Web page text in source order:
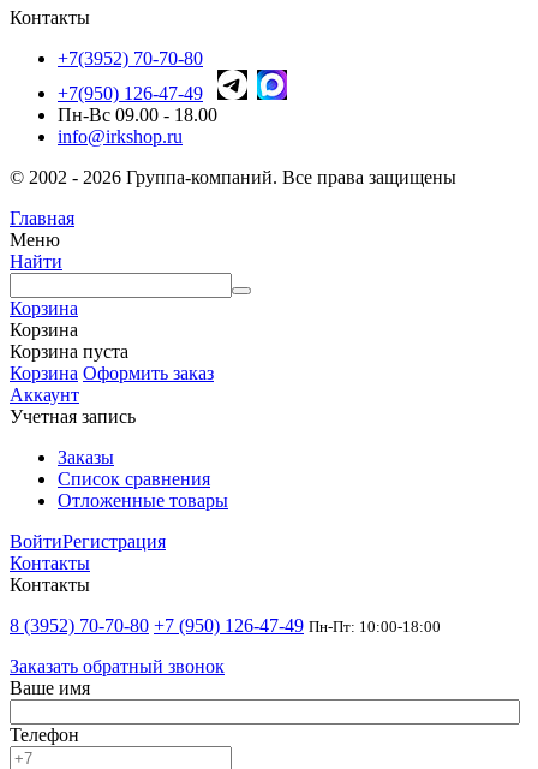
Контакты
+7(3952) 70-70-80
+7(950) 126-47-49
Пн-Вс 09.00 - 18.00
info@irkshop.ru
© 2002 - 2026 Группа-компаний. Все права защищены
Главная
Меню
Найти
Корзина
Корзина
Корзина пуста
Корзина Оформить заказ
Аккаунт
Учетная запись
Заказы
Список сравнения
Отложенные товары
ВойтиРегистрация
Контакты
Контакты
8 (3952) 70-70-80 +7 (950) 126-47-49 Пн-Пт: 10:00-18:00
Заказать обратный звонок
Ваше имя
Телефон